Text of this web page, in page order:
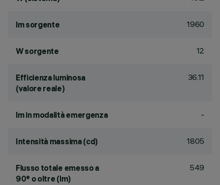
lm sorgente 1960
W sorgente 12
Efficienza luminosa
(valore reale)
36.11
lm in modalità emergenza -
Intensità massima (cd) 1805
Flusso totale emesso a
90° o oltre (lm)
549